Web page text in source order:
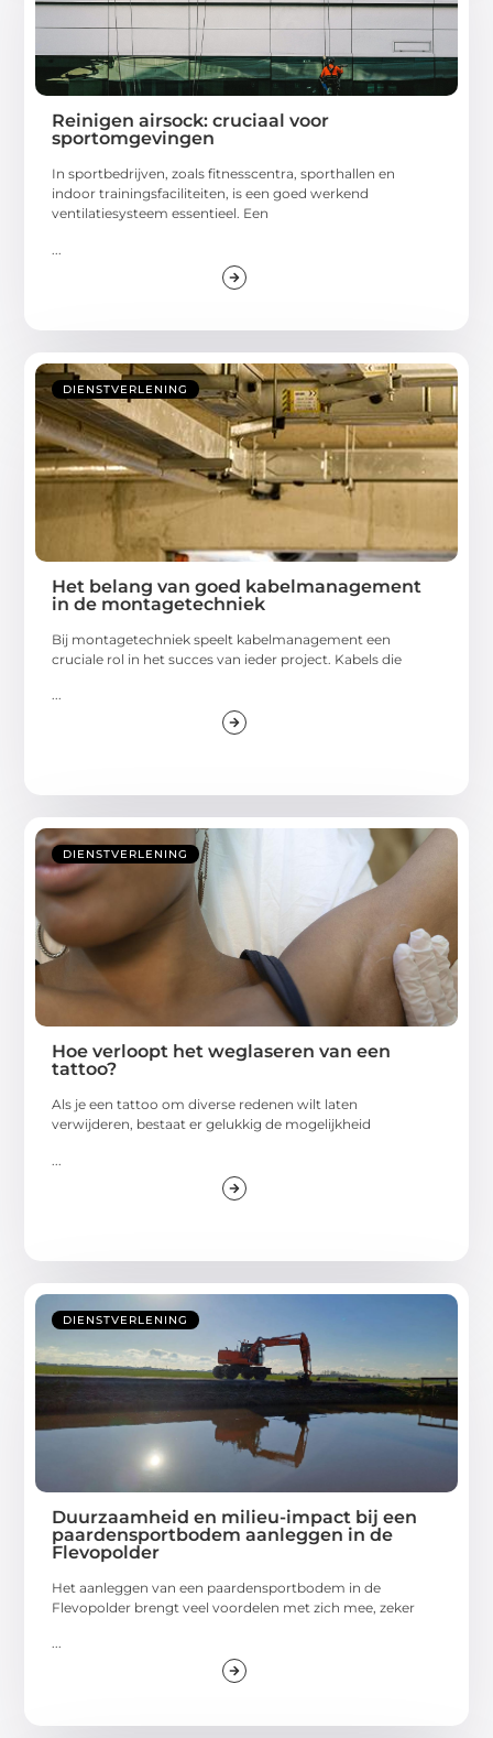
Reinigen airsock: cruciaal voor
sportomgevingen
In sportbedrijven, zoals fitnesscentra, sporthallen en
indoor trainingsfaciliteiten, is een goed werkend
ventilatiesysteem essentieel. Een
DIENSTVERLENING
Het belang van goed kabelmanagement
in de montagetechniek
Bij montagetechniek speelt kabelmanagement een
cruciale rol in het succes van ieder project. Kabels die
...
DIENSTVERLENING
Hoe verloopt het weglaseren van een
tattoo?
Als je een tattoo om diverse redenen wilt laten
verwijderen, bestaat er gelukkig de mogelijkheid
DIENSTVERLENING
Duurzaamheid en milieu-impact bij een
paardensportbodem aanleggen in de
Flevopolder
Het aanleggen van een paardensportbodem in de
Flevopolder brengt veel voordelen met zich mee, zeker
...